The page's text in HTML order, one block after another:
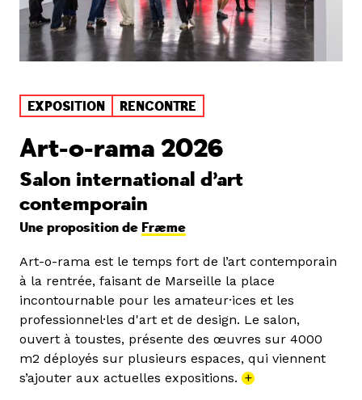
EXPOSITION RENCONTRE
Art-o-rama 2026
Salon international d’art
contemporain
Une proposition de Fræme
Art-o-rama est le temps fort de l’art contemporain
à la rentrée, faisant de Marseille la place
incontournable pour les amateur·ices et les
professionnel·les d'art et de design. Le salon,
ouvert à toustes, présente des œuvres sur 4000
m2 déployés sur plusieurs espaces, qui viennent
s’ajouter aux actuelles expositions. +